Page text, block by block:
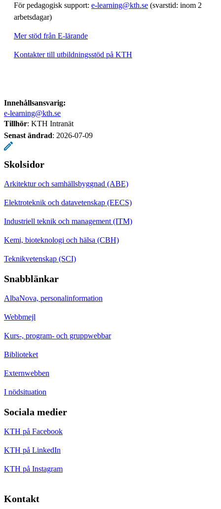
För pedagogisk support: e-learning@kth.se (svarstid: inom 2
arbetsdagar)
Mer stöd från E-lärande
Kontakter till utbildningsstöd på KTH
Innehållsansvarig:
e-learning@kth.se
Tillhör: KTH Intranät
Senast ändrad: 2026-07-09
Skolsidor
Arkitektur och samhällsbyggnad (ABE)
Elektroteknik och datavetenskap (EECS)
Industriell teknik och management (ITM)
Kemi, bioteknologi och hälsa (CBH)
Teknikvetenskap (SCI)
Snabblänkar
AlbaNova, personalinformation
Webbmejl
Kurs-, program- och gruppwebbar
Biblioteket
Externwebben
I nödsituation
Sociala medier
KTH på Facebook
KTH på LinkedIn
KTH på Instagram
Kontakt